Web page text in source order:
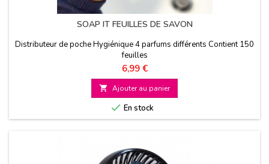
SOAP IT FEUILLES DE SAVON
Distributeur de poche Hygiénique 4 parfums différents Contient 150
feuilles
Prix
6,99 €
 Ajouter au panier
 En stock